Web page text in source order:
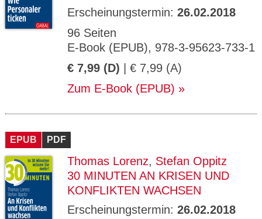
Erscheinungstermin: 26.02.2018
96 Seiten
E-Book (EPUB), 978-3-95623-733-1
€ 7,99 (D) | € 7,99 (A)
Zum E-Book (EPUB)
EPUB PDF
Thomas Lorenz, Stefan Oppitz
30 MINUTEN AN KRISEN UND
KONFLIKTEN WACHSEN
Erscheinungstermin: 26.02.2018